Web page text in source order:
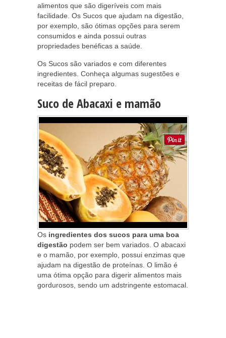
alimentos que são digeríveis com mais
facilidade. Os Sucos que ajudam na digestão,
por exemplo, são ótimas opções para serem
consumidos e ainda possui outras
propriedades benéficas a saúde.
Os Sucos são variados e com diferentes
ingredientes. Conheça algumas sugestões e
receitas de fácil preparo.
Suco de Abacaxi e mamão
Os ingredientes dos sucos para uma boa
digestão podem ser bem variados. O abacaxi
e o mamão, por exemplo, possui enzimas que
ajudam na digestão de proteínas. O limão é
uma ótima opção para digerir alimentos mais
gordurosos, sendo um adstringente estomacal.